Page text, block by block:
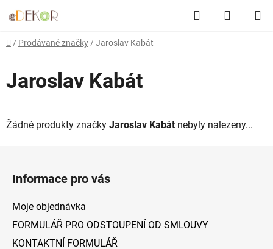
na
obsah
Hledat
KOŠÍK
Domů
/ Prodávané značky / Jaroslav Kabát
Jaroslav Kabát
Žádné produkty značky Jaroslav Kabát nebyly nalezeny...
Informace pro vás
Moje objednávka
FORMULÁŘ PRO ODSTOUPENÍ OD SMLOUVY
KONTAKTNÍ FORMULÁŘ